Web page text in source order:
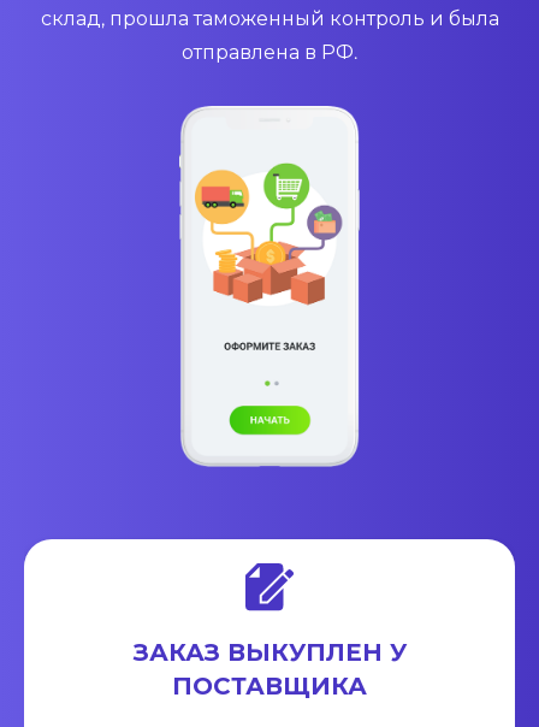
склад, прошла таможенный контроль и была
отправлена в РФ.
ЗАКАЗ ВЫКУПЛЕН У
ПОСТАВЩИКА